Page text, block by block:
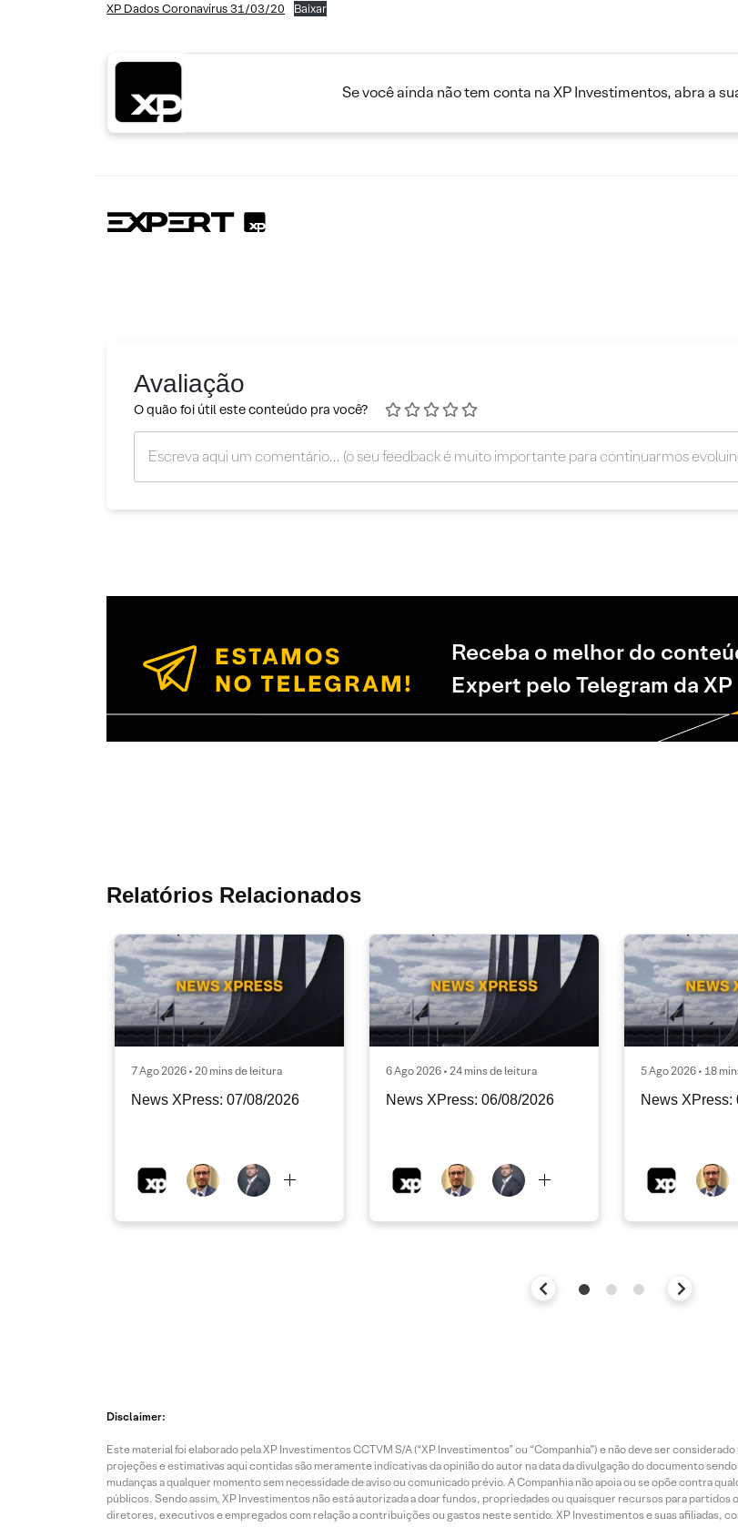
XP Dados Coronavírus 31/03/20
Baixar
Se você ainda não tem conta na XP Investimentos, abra a
Avaliação
O quão foi útil este conteúdo pra você?
Receba o melhor do
Expert pelo Telegram da XP
Relatórios Relacionados
7 Ago 2026 • 20 mins de leitura
News XPress: 07/08/2026
6 Ago 2026 • 24 mins de leitura
News XPress: 06/08/2026
5 Ago 2026 • 18
News XPress:
Disclaimer:
Este material foi elaborado pela XP Investimentos CCTVM S/A (“XP Investimentos” ou “Companhia”) e não deve ser
projeções e estimativas aqui contidas são meramente indicativas da opinião do autor na data da divulgação do documento
mudanças a qualquer momento sem necessidade de aviso ou comunicado prévio. A Companhia não apoia ou se opõe contra
públicos. Sendo assim, XP Investimentos não está autorizada a doar fundos, propriedades ou quaisquer recursos para
diretores, executivos e empregados com relação a contribuições ou gastos neste sentido. XP Investimentos e suas afiliadas,